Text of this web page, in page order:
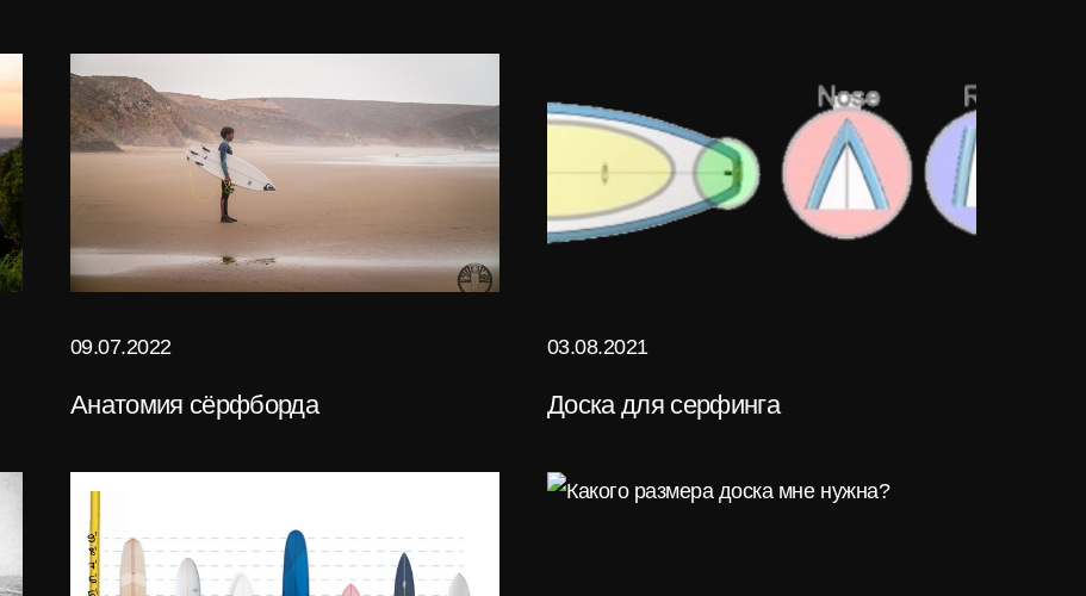
09.07.2022
Анатомия сёрфборда
03.08.2021
Доска для серфинга